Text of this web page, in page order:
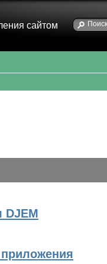
сайтом
DJEM